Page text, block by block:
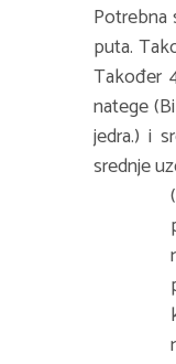
Potrebna
puta.
Također
natege
jedra.) i
srednje